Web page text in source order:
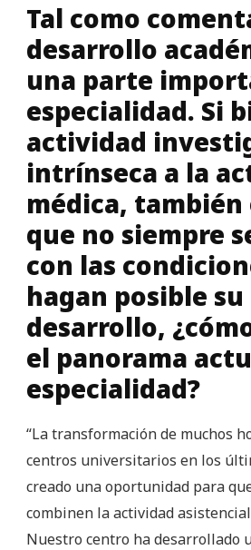
Tal como
desarrollo
una parte
especialidad. Si
actividad
intrínseca a la
médica, también
que no siempre
con las
hagan posible
desarrollo,
el panorama
especialidad?
“La transformación de muchos
centros universitarios en los
creado una oportunidad para
combinen la actividad
Nuestro centro ha desarrollado